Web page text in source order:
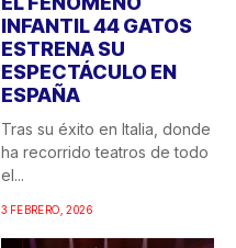
INFANTIL 44 GATOS
ESTRENA SU
ESPECTÁCULO EN
ESPAÑA
Tras su éxito en Italia, donde
ha recorrido teatros de todo
el...
3 FEBRERO, 2026